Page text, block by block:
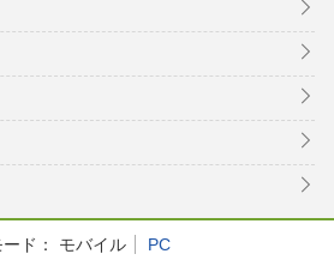
ド： モバイル PC